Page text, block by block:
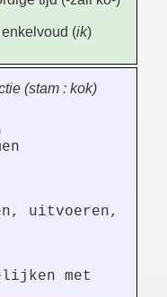
(ik)
(stam : kok)
uitvoeren,
met